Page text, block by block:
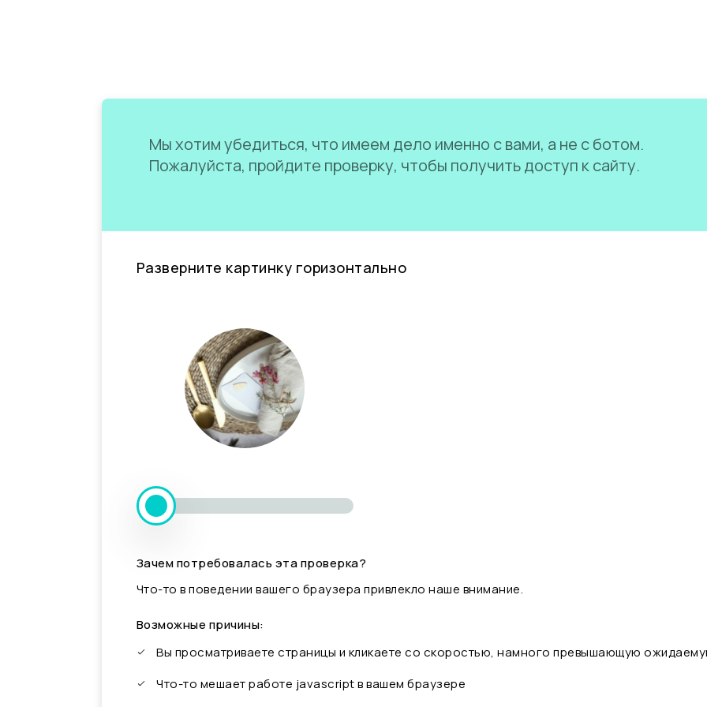
Мы хотим убедиться, что имеем дело именно с вами, а не с ботом.
Пожалуйста, пройдите проверку, чтобы получить доступ к сайту.
Разверните картинку горизонтально
Зачем потребовалась эта проверка?
Что-то в поведении вашего браузера привлекло наше внимание.
Возможные причины:
Вы просматриваете страницы и кликаете со скоростью, намного превышающую
Что-то мешает работе javascript в вашем браузере